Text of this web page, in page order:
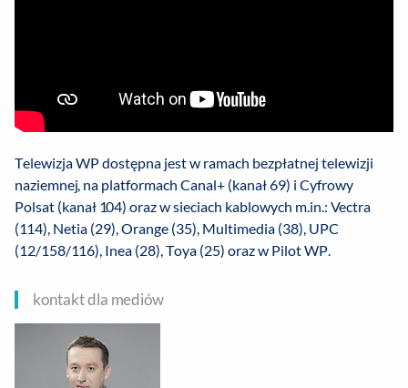
Telewizja WP dostępna jest w ramach bezpłatnej telewizji
naziemnej, na platformach Canal+ (kanał 69) i Cyfrowy
Polsat (kanał 104) oraz w sieciach kablowych m.in.: Vectra
(114), Netia (29), Orange (35), Multimedia (38), UPC
(12/158/116), Inea (28), Toya (25) oraz w Pilot WP.
kontakt dla mediów